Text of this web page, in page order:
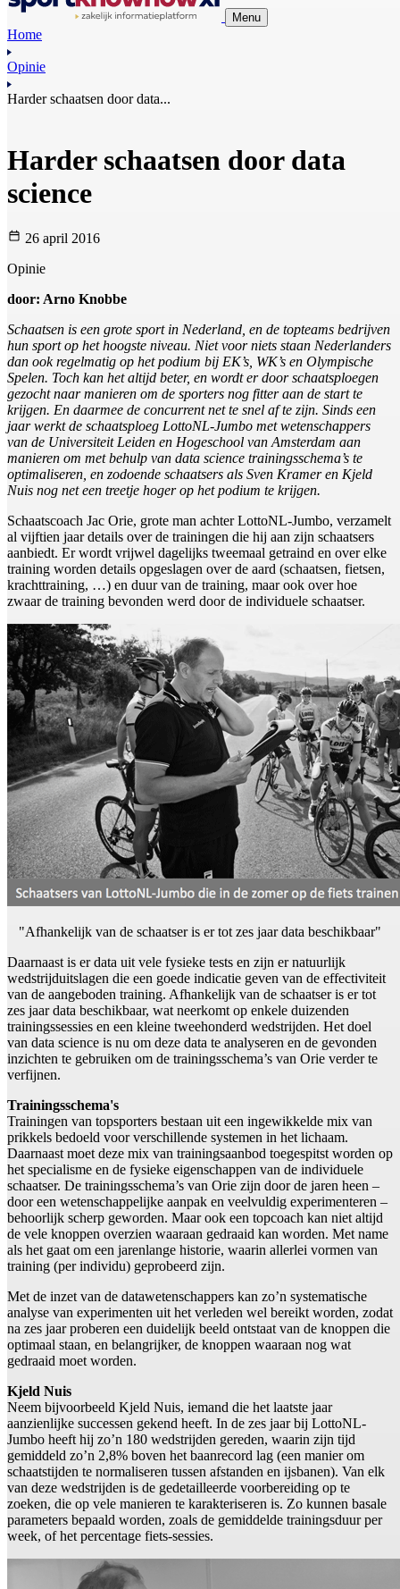
Menu
Home
Opinie
Harder schaatsen door data...
Harder schaatsen door data
science
26 april 2016
Opinie
door: Arno Knobbe
Schaatsen is een grote sport in Nederland, en de topteams bedrijven
hun sport op het hoogste niveau. Niet voor niets staan Nederlanders
dan ook regelmatig op het podium bij EK’s, WK’s en Olympische
Spelen. Toch kan het altijd beter, en wordt er door schaatsploegen
gezocht naar manieren om de sporters nog fitter aan de start te
krijgen. En daarmee de concurrent net te snel af te zijn. Sinds een
jaar werkt de schaatsploeg LottoNL-Jumbo met wetenschappers
van de Universiteit Leiden en Hogeschool van Amsterdam aan
manieren om met behulp van data science trainingsschema’s te
optimaliseren, en zodoende schaatsers als Sven Kramer en Kjeld
Nuis nog net een treetje hoger op het podium te krijgen.
Schaatscoach Jac Orie, grote man achter LottoNL-Jumbo, verzamelt
al vijftien jaar details over de trainingen die hij aan zijn schaatsers
aanbiedt. Er wordt vrijwel dagelijks tweemaal getraind en over elke
training worden details opgeslagen over de aard (schaatsen, fietsen,
krachttraining, …) en duur van de training, maar ook over hoe
zwaar de training bevonden werd door de individuele schaatser.
"Afhankelijk van de schaatser is er tot zes jaar data beschikbaar"
Daarnaast is er data uit vele fysieke tests en zijn er natuurlijk
wedstrijduitslagen die een goede indicatie geven van de effectiviteit
van de aangeboden training. Afhankelijk van de schaatser is er tot
zes jaar data beschikbaar, wat neerkomt op enkele duizenden
trainingssessies en een kleine tweehonderd wedstrijden. Het doel
van data science is nu om deze data te analyseren en de gevonden
inzichten te gebruiken om de trainingsschema’s van Orie verder te
verfijnen.
Trainingsschema's
Trainingen van topsporters bestaan uit een ingewikkelde mix van
prikkels bedoeld voor verschillende systemen in het lichaam.
Daarnaast moet deze mix van trainingsaanbod toegespitst worden op
het specialisme en de fysieke eigenschappen van de individuele
schaatser. De trainingsschema’s van Orie zijn door de jaren heen –
door een wetenschappelijke aanpak en veelvuldig experimenteren –
behoorlijk scherp geworden. Maar ook een topcoach kan niet altijd
de vele knoppen overzien waaraan gedraaid kan worden. Met name
als het gaat om een jarenlange historie, waarin allerlei vormen van
training (per individu) geprobeerd zijn.
Met de inzet van de datawetenschappers kan zo’n systematische
analyse van experimenten uit het verleden wel bereikt worden, zodat
na zes jaar proberen een duidelijk beeld ontstaat van de knoppen die
optimaal staan, en belangrijker, de knoppen waaraan nog wat
gedraaid moet worden.
Kjeld Nuis
Neem bijvoorbeeld Kjeld Nuis, iemand die het laatste jaar
aanzienlijke successen gekend heeft. In de zes jaar bij LottoNL-
Jumbo heeft hij zo’n 180 wedstrijden gereden, waarin zijn tijd
gemiddeld zo’n 2,8% boven het baanrecord lag (een manier om
schaatstijden te normaliseren tussen afstanden en ijsbanen). Van elk
van deze wedstrijden is de gedetailleerde voorbereiding op te
zoeken, die op vele manieren te karakteriseren is. Zo kunnen basale
parameters bepaald worden, zoals de gemiddelde trainingsduur per
week, of het percentage fiets-sessies.